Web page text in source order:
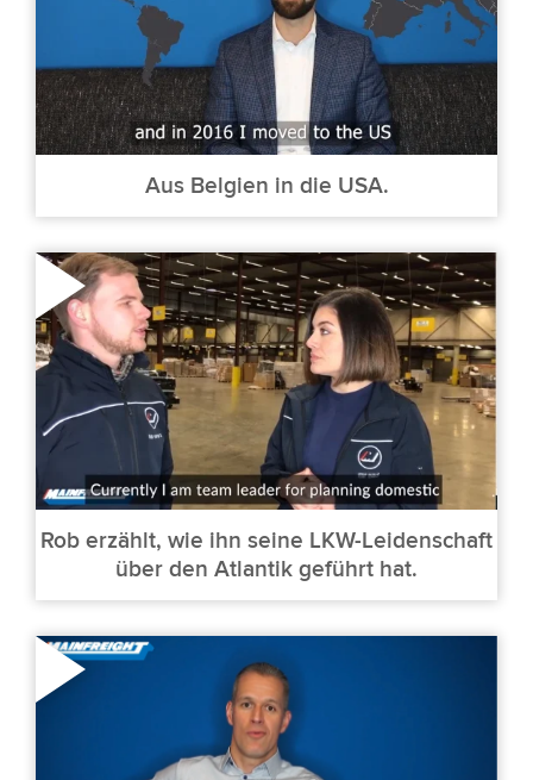
Aus Belgien in die USA.
Rob erzählt, wie ihn seine LKW-Leidenschaft
über den Atlantik geführt hat.